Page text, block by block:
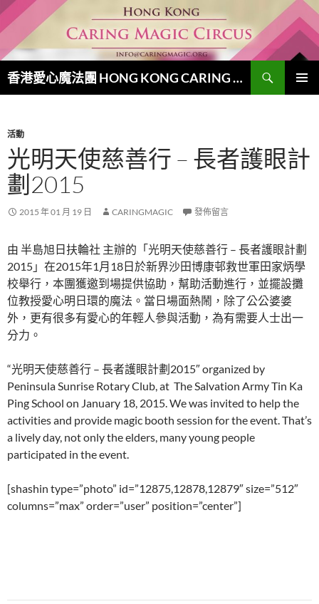
跳
至
要
內
容
香港愛心魔法團 HONG KONG CARING MAGIC CIRCUS
搜
尋
活動
光明天使慈善行 – 長者護眼計
劃2015
2015 年 01 月 19 日 CARINGMAGIC 發佈留言
由 半島旭日扶輪社 主辦的「光明天使慈善行 – 長者護眼計劃
2015」在2015年1月18日於新界沙田博康邨救世軍田家炳學
校舉行，本團獲邀到場提供協助，幫助活動進行，並擺設攤
位教授愛心明日環的魔法。當日場面熱鬧，除了公公婆婆
外，更有很多有愛心的年輕人參與活動，為有需要人士出一
分力。
“光明天使慈善行 – 長者護眼計劃2015″ organized by
Peninsula Sunrise Rotary Club, at The Salvation Army Tin Ka
Ping School on January 18, 2015. We was invited to help the
activities and provide magic booth session for the event. That’s
a lively day, not only the elders, many young people
participated in the event.
[shashin type=”photo” id=”12875,12878,12879″ size=”512″
columns=”max” order=”user” position=”center”]